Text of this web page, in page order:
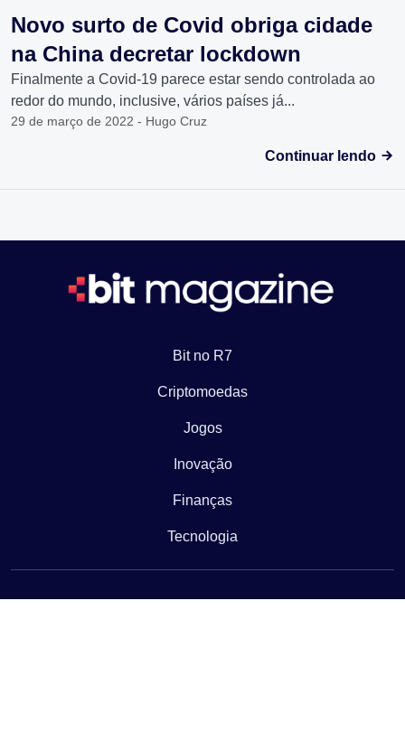
Novo surto de Covid obriga cidade
na China decretar lockdown
Finalmente a Covid-19 parece estar sendo controlada ao
redor do mundo, inclusive, vários países já...
29 de março de 2022 - Hugo Cruz
Continuar lendo
Bit no R7
Criptomoedas
Jogos
Inovação
Finanças
Tecnologia